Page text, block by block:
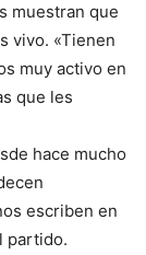
muestran que
vivo. «Tienen
muy activo en
que les
hace mucho
escriben en
partido.